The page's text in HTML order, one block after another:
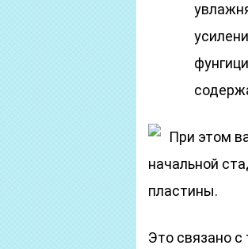
При этом
начальной
пластины.
Это связано